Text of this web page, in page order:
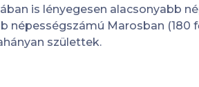
is lényegesen alacsonyabb
népességszámú Marosban
születtek.